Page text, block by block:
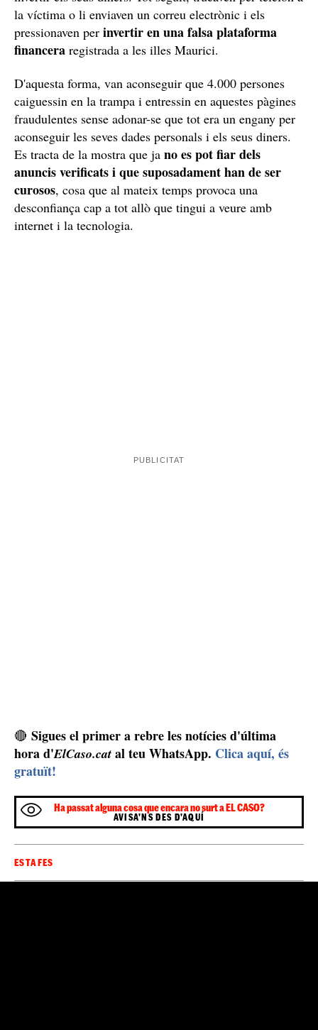
la víctima o li enviaven un correu electrònic i els
pressionaven per invertir en una falsa plataforma
financera registrada a les illes Maurici.
D'aquesta forma, van aconseguir que 4.000 persones
caiguessin en la trampa i entressin en aquestes pàgines
fraudulentes sense adonar-se que tot era un engany per
aconseguir les seves dades personals i els seus diners.
Es tracta de la mostra que ja no es pot fiar dels
anuncis verificats i que suposadament han de ser
curosos, cosa que al mateix temps provoca una
desconfiança cap a tot allò que tingui a veure amb
internet i la tecnologia.
🔴 Sigues el primer a rebre les notícies d'última
hora d'ElCaso.cat al teu WhatsApp. Clica aquí, és
gratuït!
Ha passat alguna cosa que encara no surt a EL CASO?
AVISA'NS DES D'AQUÍ
ESTAFES